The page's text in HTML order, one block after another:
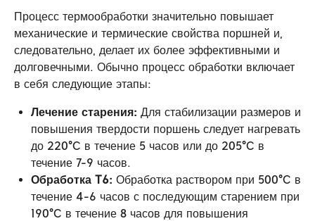
Процесс термообработки значительно повышает
механические и термические свойства поршней и,
следовательно, делает их более эффективными и
долговечными. Обычно процесс обработки включает
в себя следующие этапы:
Лечение старения: Для стабилизации размеров и
повышения твердости поршень следует нагревать
до 220°C в течение 5 часов или до 205°C в
течение 7-9 часов.
Обработка T6: Обработка раствором при 500°C в
течение 4-6 часов с последующим старением при
190°C в течение 8 часов для повышения